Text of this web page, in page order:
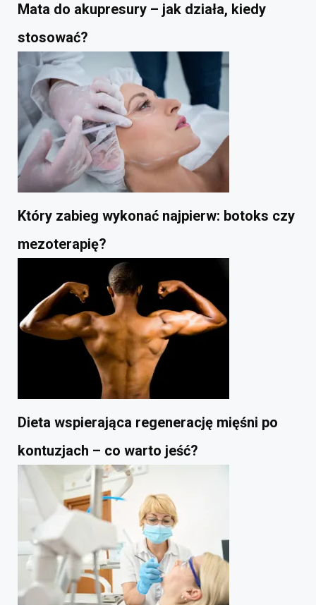
Mata do akupresury – jak działa, kiedy
stosować?
Który zabieg wykonać najpierw: botoks czy
mezoterapię?
Dieta wspierająca regenerację mięśni po
kontuzjach – co warto jeść?